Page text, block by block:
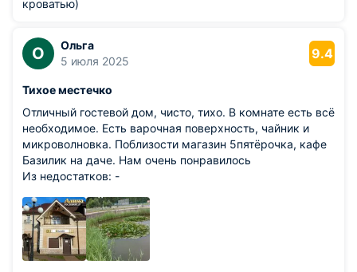
кроватью)
О
Ольга
5 июля 2025
9.4
Тихое местечко
Отличный гостевой дом, чисто, тихо. В комнате есть всё
необходимое. Есть варочная поверхность, чайник и
микроволновка. Поблизости магазин 5пятёрочка, кафе
Базилик на даче. Нам очень понравилось
Из недостатков: -